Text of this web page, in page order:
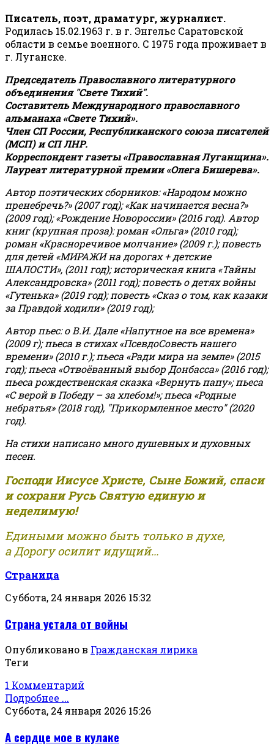
Писатель, поэт, драматург, журналист.
Родилась 15.02.1963 г. в г. Энгельс Саратовской
области в семье военного. С 1975 года проживает в
г. Луганске.
Председатель Православного литературного
объединения "Свете Тихий".
Составитель Международного православного
альманаха «Свете Тихий».
Член СП России, Республиканского союза писателей
(МСП) и СП ЛНР.
Корреспондент газеты «Православная Луганщина».
Лауреат литературной премии «Олега Бишерева».
Автор поэтических сборников: «Народом можно
пренебречь?» (2007 год); «Как начинается весна?»
(2009 год); «Рождение Новороссии» (2016 год). Автор
книг (крупная проза): роман «Ольга» (2010 год);
роман «Красноречивое молчание» (2009 г.); повесть
для детей «МИРАЖИ на дорогах + детские
ШАЛОСТИ», (2011 год); историческая книга «Тайны
Александровска» (2011 год); повесть о детях войны
«Гутенька» (2019 год); повесть «Сказ о том, как казаки
за Правдой ходили» (2019 год);
Автор пьес: о В.И. Дале «Напутное на все времена»
(2009 г); пьеса в стихах «ПсевдоСовесть нашего
времени» (2010 г.); пьеса «Ради мира на земле» (2015
год); пьеса «Отвоёванный выбор Донбасса» (2016 год);
пьеса рождественская сказка «Вернуть папу»; пьеса
«С верой в Победу – за хлебом!»;пьеса «Родные
небратья» (2018 год), "Прикормленное место" (2020
год).
На стихи написано много душевных и духовных
песен.
Господи Иисусе Христе, Сыне Божий, спаси
и сохрани Русь Святую единую и
неделимую!
Едиными можно быть только в духе,
а Дорогу осилит идущий...
Страница
Суббота, 24 января 2026 15:32
Страна устала от войны
Опубликовано в Гражданская лирика
Теги
1 Комментарий
Подробнее ...
Суббота, 24 января 2026 15:26
А сердце мое в кулаке